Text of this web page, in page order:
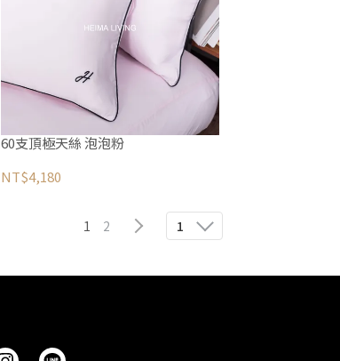
60支頂極天絲 泡泡粉
NT$4,180
1 2 1